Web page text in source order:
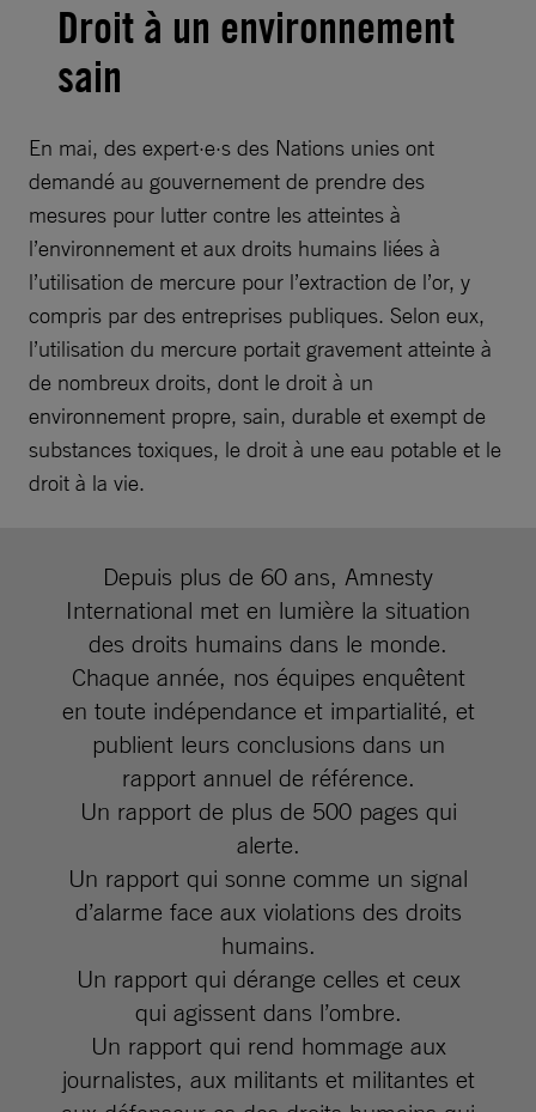
Droit à un environnement
sain
En mai, des expert·e·s des Nations unies ont
demandé au gouvernement de prendre des
mesures pour lutter contre les atteintes à
l’environnement et aux droits humains liées à
l’utilisation de mercure pour l’extraction de l’or, y
compris par des entreprises publiques. Selon eux,
l’utilisation du mercure portait gravement atteinte à
de nombreux droits, dont le droit à un
environnement propre, sain, durable et exempt de
substances toxiques, le droit à une eau potable et le
droit à la vie.
Depuis plus de 60 ans, Amnesty
International met en lumière la situation
des droits humains dans le monde.
Chaque année, nos équipes enquêtent
en toute indépendance et impartialité, et
publient leurs conclusions dans un
rapport annuel de référence.
Un rapport de plus de 500 pages qui
alerte.
Un rapport qui sonne comme un signal
d’alarme face aux violations des droits
humains.
Un rapport qui dérange celles et ceux
qui agissent dans l’ombre.
Un rapport qui rend hommage aux
journalistes, aux militants et militantes et